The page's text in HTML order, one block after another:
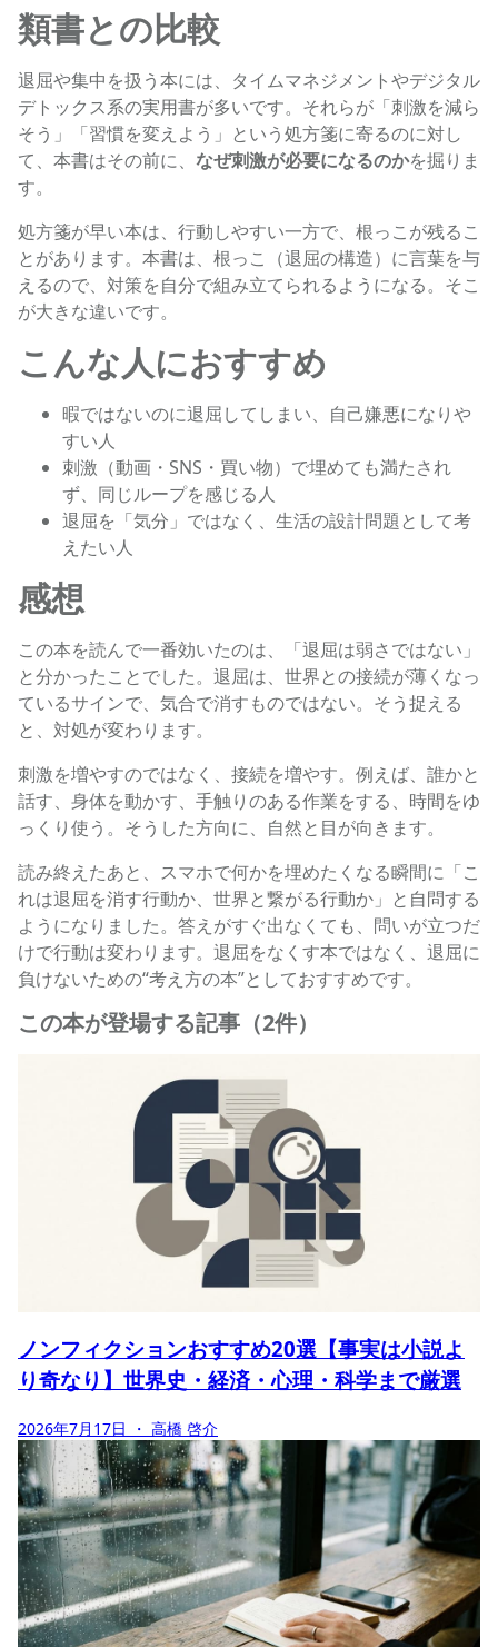
類書との比較
退屈や集中を扱う本には、タイムマネジメントやデジタル
デトックス系の実用書が多いです。それらが「刺激を減ら
そう」「習慣を変えよう」という処方箋に寄るのに対し
て、本書はその前に、 なぜ刺激が必要になるのかを掘りま
す。
処方箋が早い本は、行動しやすい一方で、根っこが残るこ
とがあります。本書は、根っこ（退屈の構造）に言葉を与
えるので、対策を自分で組み立てられるようになる。そこ
が大きな違いです。
こんな人におすすめ
暇ではないのに退屈してしまい、自己嫌悪になりや
すい人
刺激（動画・SNS・買い物）で埋めても満たされ
ず、同じループを感じる人
退屈を「気分」ではなく、生活の設計問題として考
えたい人
感想
この本を読んで一番効いたのは、「退屈は弱さではない」
と分かったことでした。退屈は、世界との接続が薄くなっ
ているサインで、気合で消すものではない。そう捉える
と、対処が変わります。
刺激を増やすのではなく、接続を増やす。例えば、誰かと
話す、身体を動かす、手触りのある作業をする、時間をゆ
っくり使う。そうした方向に、自然と目が向きます。
読み終えたあと、スマホで何かを埋めたくなる瞬間に「こ
れは退屈を消す行動か、世界と繋がる行動か」と自問する
ようになりました。答えがすぐ出なくても、問いが立つだ
けで行動は変わります。退屈をなくす本ではなく、退屈に
負けないための“考え方の本”としておすすめです。
この本が登場する記事（2件）
ノンフィクションおすすめ20選【事実は小説よ
り奇なり】世界史・経済・心理・科学まで厳選
2026年7月17日 ・ 高橋 啓介